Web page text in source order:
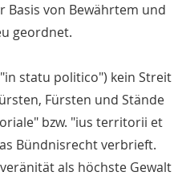
Basis von Bewährtem und
geordnet.
statu politico") kein Streit
Fürsten und Stände
bzw. "ius territorii et
Bündnisrecht verbrieft.
als höchste Gewalt